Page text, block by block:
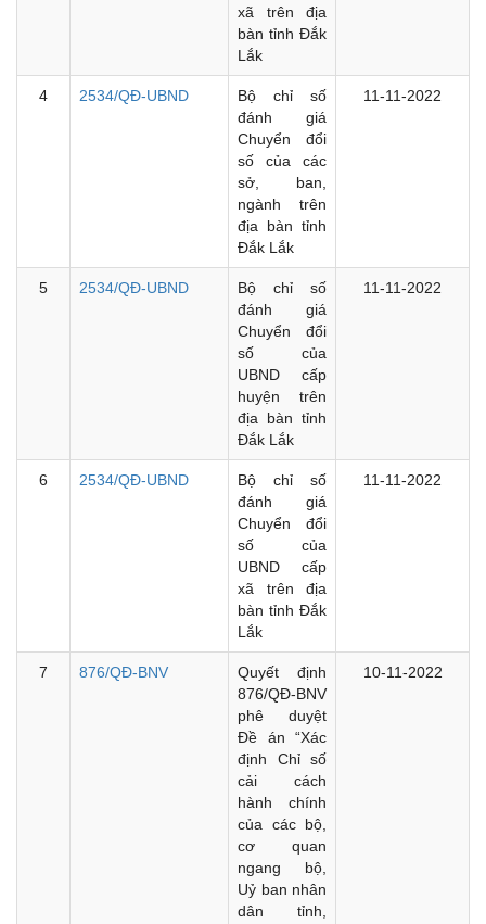
xã trên địa
bàn tỉnh Đắk
Lắk
4 2534/QĐ-UBND
Bộ chỉ số
đánh giá
Chuyển đổi
số của các
sở, ban,
ngành trên
địa bàn tỉnh
Đắk Lắk
11-11-2022
5 2534/QĐ-UBND
Bộ chỉ số
đánh giá
Chuyển đổi
số của
UBND cấp
huyện trên
địa bàn tỉnh
Đắk Lắk
11-11-2022
6 2534/QĐ-UBND
Bộ chỉ số
đánh giá
Chuyển đổi
số của
UBND cấp
xã trên địa
bàn tỉnh Đắk
Lắk
11-11-2022
7 876/QĐ-BNV
Quyết định
876/QĐ-BNV
phê duyệt
Đề án “Xác
định Chỉ số
cải cách
hành chính
của các bộ,
cơ quan
ngang bộ,
Uỷ ban nhân
dân tỉnh,
10-11-2022